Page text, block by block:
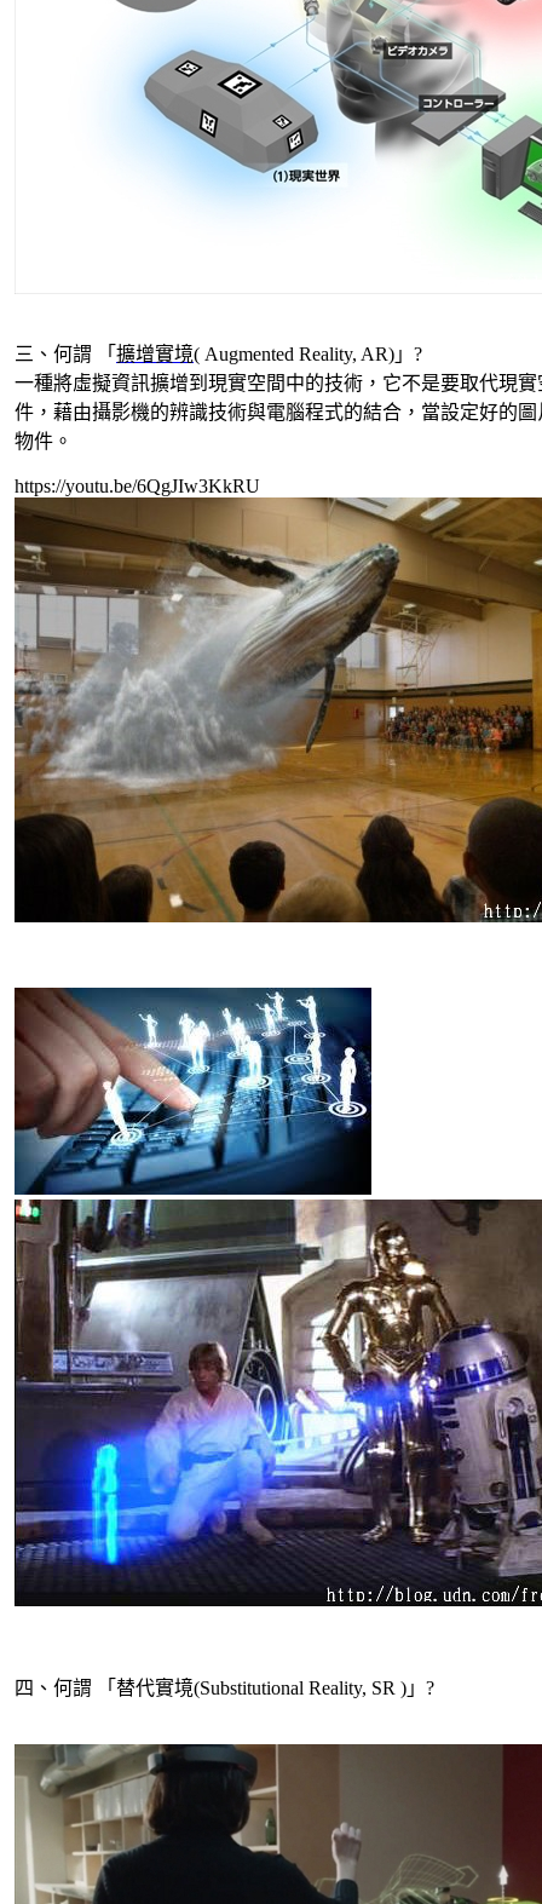
三、何謂 「 擴增實境( Augmented Reality, AR)」?
一種將虛擬資訊擴增到現實空間中的技術，它不是要取代現
件，藉由攝影機的辨識技術與電腦程式的結合，當設定好的
物件。
https://youtu.be/6QgJIw3KkRU
四、何謂 「替代實境(Substitutional Reality, SR )」?